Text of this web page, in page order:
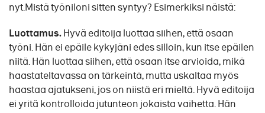
nyt.Mistä työniloni sitten syntyy? Esimerkiksi näistä:
Luottamus.Hyvä editoija luottaa siihen, että osaan
työni. Hän ei epäile kykyjäni edes silloin, kun itse epäilen
niitä. Hän luottaa siihen, että osaan itse arvioida, mikä
haastateltavassa on tärkeintä, mutta uskaltaa myös
haastaa ajatukseni, jos on niistä eri mieltä. Hyvä editoija
ei yritä kontrolloida jutunteon jokaista vaihetta. Hän